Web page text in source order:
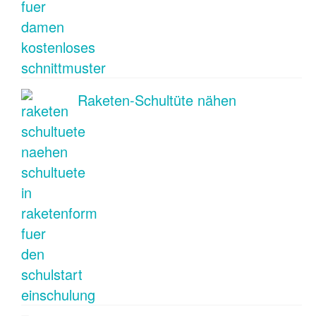
Raketen-Schultüte nähen